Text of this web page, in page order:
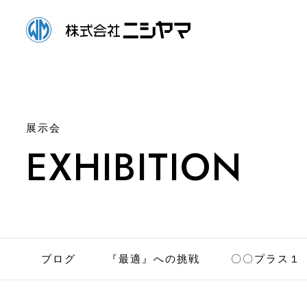
展示会
EXHIBITION
ブログ 『最適』への挑戦 〇〇プラス１